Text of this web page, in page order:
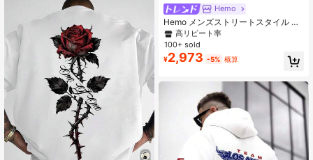
Hemo
Hemo メンズストリートスタイル ウ
ィングパターン パーカースウェット
シャツ、少し伸縮性のある フィッテ
ィング ウォッシュド フリース コッ
トンブレンド ブラック 長袖 ジップ
アップジャケット、カジュアルデイ
リーアウターウェア
#4 ベストセラー
高リピート率
#4 ベストセラー
高リピート率
#4 ベストセラー
高リピート率
#4 ベストセラー
グラフィック メンズ ジップアップ パーカー
100+ sold
¥2,973 -5% 概算